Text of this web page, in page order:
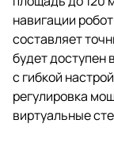
навигации
составляет
будет доступен
с гибкой
регулировка
виртуальные